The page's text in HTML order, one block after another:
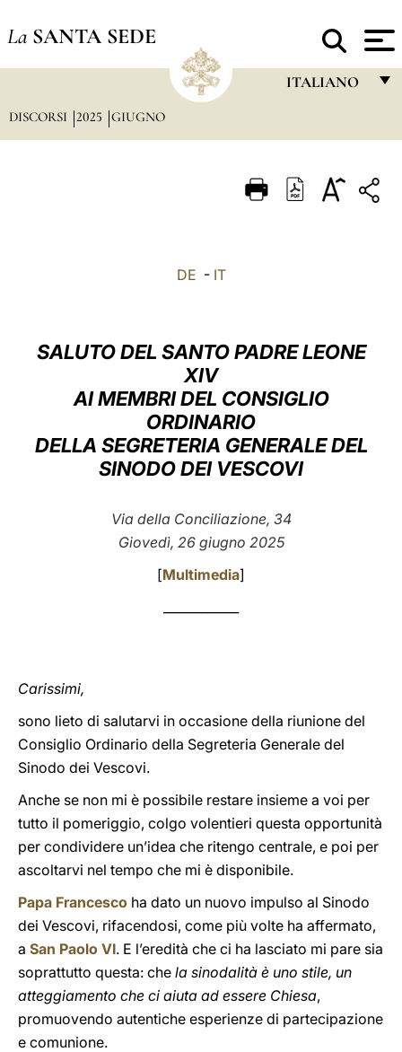
La SANTA SEDE
ITALIANO
ITALIANO
العربيّة
中文
DISCORSI 2025 GIUGNO
DE - IT
SALUTO DEL SANTO PADRE LEONE
XIV
AI MEMBRI DEL CONSIGLIO
ORDINARIO
DELLA SEGRETERIA GENERALE DEL
SINODO DEI VESCOVI
Via della Conciliazione, 34
Giovedì, 26 giugno 2025
[Multimedia]
Carissimi,
sono lieto di salutarvi in occasione della riunione del
Consiglio Ordinario della Segreteria Generale del
Sinodo dei Vescovi.
Anche se non mi è possibile restare insieme a voi per
tutto il pomeriggio, colgo volentieri questa opportunità
per condividere un’idea che ritengo centrale, e poi per
ascoltarvi nel tempo che mi è disponibile.
Papa Francesco ha dato un nuovo impulso al Sinodo
dei Vescovi, rifacendosi, come più volte ha affermato,
a San Paolo VI. E l’eredità che ci ha lasciato mi pare sia
soprattutto questa: che la sinodalità è uno stile, un
atteggiamento che ci aiuta ad essere Chiesa,
promuovendo autentiche esperienze di partecipazione
e comunione.